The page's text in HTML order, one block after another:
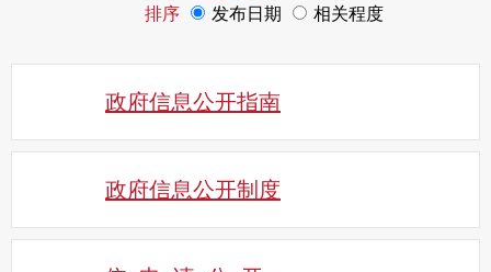
排序
发布日期 相关程度
政府信息公开指南
政府信息公开制度